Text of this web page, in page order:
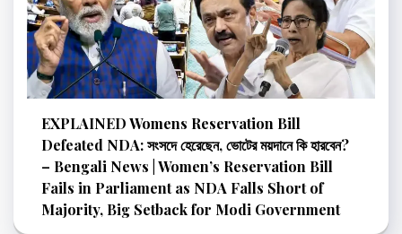
EXPLAINED Womens Reservation Bill
Defeated NDA: সংসদে হেরেছেন, ভোটের ময়দানে কি হারবেন?
– Bengali News | Women’s Reservation Bill
Fails in Parliament as NDA Falls Short of
Majority, Big Setback for Modi Government